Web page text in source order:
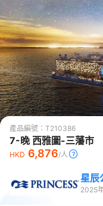
產品編號： T210386
7-晚 西雅圖-三藩市
HKD 6,876/人
星辰
2025